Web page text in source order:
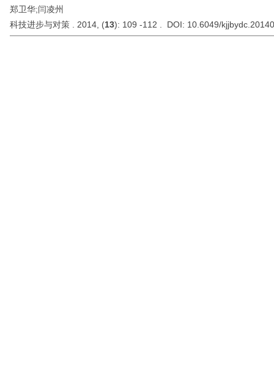
郑卫华;闫凌州
科技进步与对策 . 2014, (13): 109 -112 . DOI: 10.6049/